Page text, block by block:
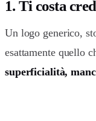
1. Ti costa
Un logo generico,
esattamente quello
superficialità,